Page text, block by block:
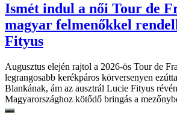
Ismét indul a női Tour de
magyar felmenőkkel
Fityus
Augusztus elején rajtol a 2026-ös Tour de
legrangosabb kerékpáros körversenyen
Blankának, ám az ausztrál Lucie Fityus
Magyarországhoz kötődő bringás a